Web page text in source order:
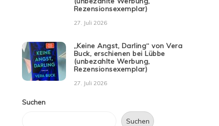
Rezensionsexemplar)
27. Juli 2026
„Keine Angst, Darling“ von Vera
Buck, erschienen bei Lübbe
(unbezahlte Werbung,
Rezensionsexemplar)
27. Juli 2026
Suchen
Suchen